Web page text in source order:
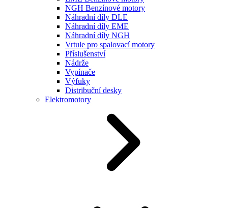
NGH Benzínové motory
Náhradní díly DLE
Náhradní díly EME
Náhradní díly NGH
Vrtule pro spalovací motory
Příslušenství
Nádrže
Vypínače
Výfuky
Distribuční desky
Elektromotory